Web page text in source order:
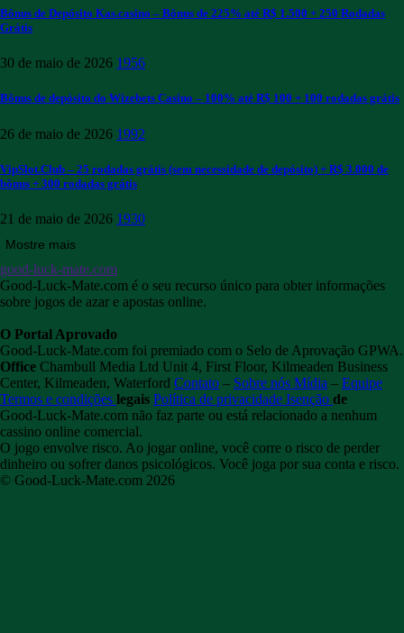
Bônus de Depósito Kas.casino – Bônus de 225% até R$ 1.500 + 250 Rodadas
Grátis
30 de maio de 2026 1956
Bônus de depósito do Wizebets Casino – 100% até R$ 100 + 100 rodadas grátis
26 de maio de 2026 1992
VipSlot.Club – 25 rodadas grátis (sem necessidade de depósito) + R$ 3.000 de
bônus + 300 rodadas grátis
21 de maio de 2026 1930
Mostre mais
good-luck-mate.com
Good-Luck-Mate.com é o seu recurso único para obter informações
sobre jogos de azar e apostas online.
O Portal Aprovado
Good-Luck-Mate.com foi premiado com o Selo de Aprovação GPWA.
Office Chambull Media Ltd Unit 4, First Floor, Kilmeaden Business
Center, Kilmeaden, Waterford Contato – Sobre nós Mídia – Equipe
Termos e condições legais Política de privacidade Isenção de
responsabilidade Jogo responsável JogoresponsávelComo evitar o
vício
Good-Luck-Mate.com não faz parte ou está relacionado a nenhum
cassino online comercial.
O jogo envolve risco. Ao jogar online, você corre o risco de perder
dinheiro ou sofrer danos psicológicos. Você joga por sua conta e risco.
© Good-Luck-Mate.com 2026